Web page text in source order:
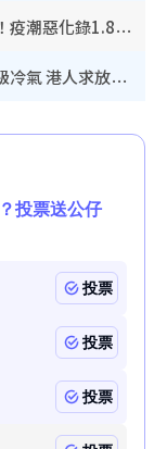
奪命寄生蟲｜食生菜狂瀉首現死者！疫潮惡化錄1.8萬宗病例 揭洗菜3大謬誤
內地客歎港人唔識老！揭港鐵保鮮級冷氣 港人求放過：咪投訴